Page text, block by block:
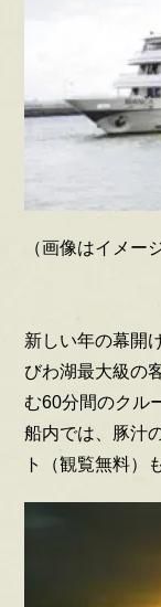
（画像はイメー
新しい年の幕開
びわ湖最大級の
む60分間のクル
船内では、豚汁
ト（観覧無料）